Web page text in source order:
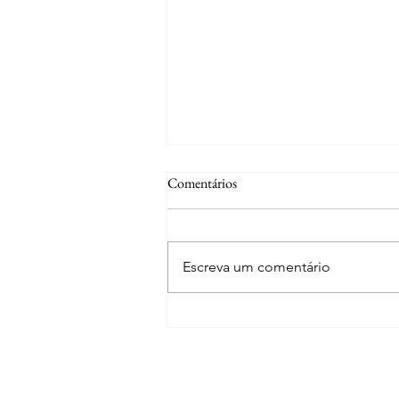
Valle Nevado
Comentários
Escreva um comentário